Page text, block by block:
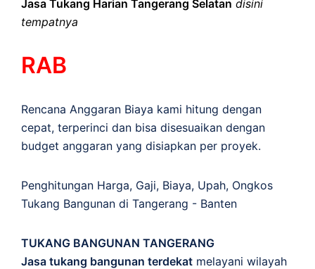
Jasa Tukang Harian Tangerang Selatan disini
tempatnya
RAB
Rencana Anggaran Biaya kami hitung dengan
cepat, terperinci dan bisa disesuaikan dengan
budget anggaran yang disiapkan per proyek.
Penghitungan Harga, Gaji, Biaya, Upah, Ongkos
Tukang Bangunan di Tangerang - Banten
TUKANG BANGUNAN TANGERANG
Jasa tukang bangunan terdekat melayani wilayah